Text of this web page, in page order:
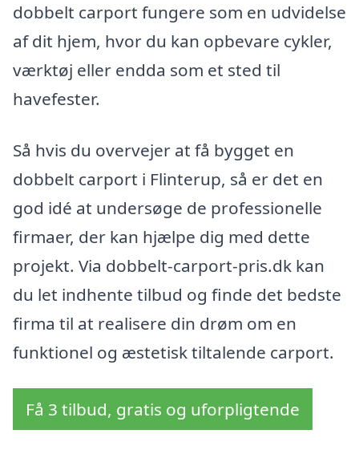
dobbelt carport fungere som en udvidelse
af dit hjem, hvor du kan opbevare cykler,
værktøj eller endda som et sted til
havefester.
Så hvis du overvejer at få bygget en
dobbelt carport i Flinterup, så er det en
god idé at undersøge de professionelle
firmaer, der kan hjælpe dig med dette
projekt. Via dobbelt-carport-pris.dk kan
du let indhente tilbud og finde det bedste
firma til at realisere din drøm om en
funktionel og æstetisk tiltalende carport.
Få 3 tilbud, gratis og uforpligtende